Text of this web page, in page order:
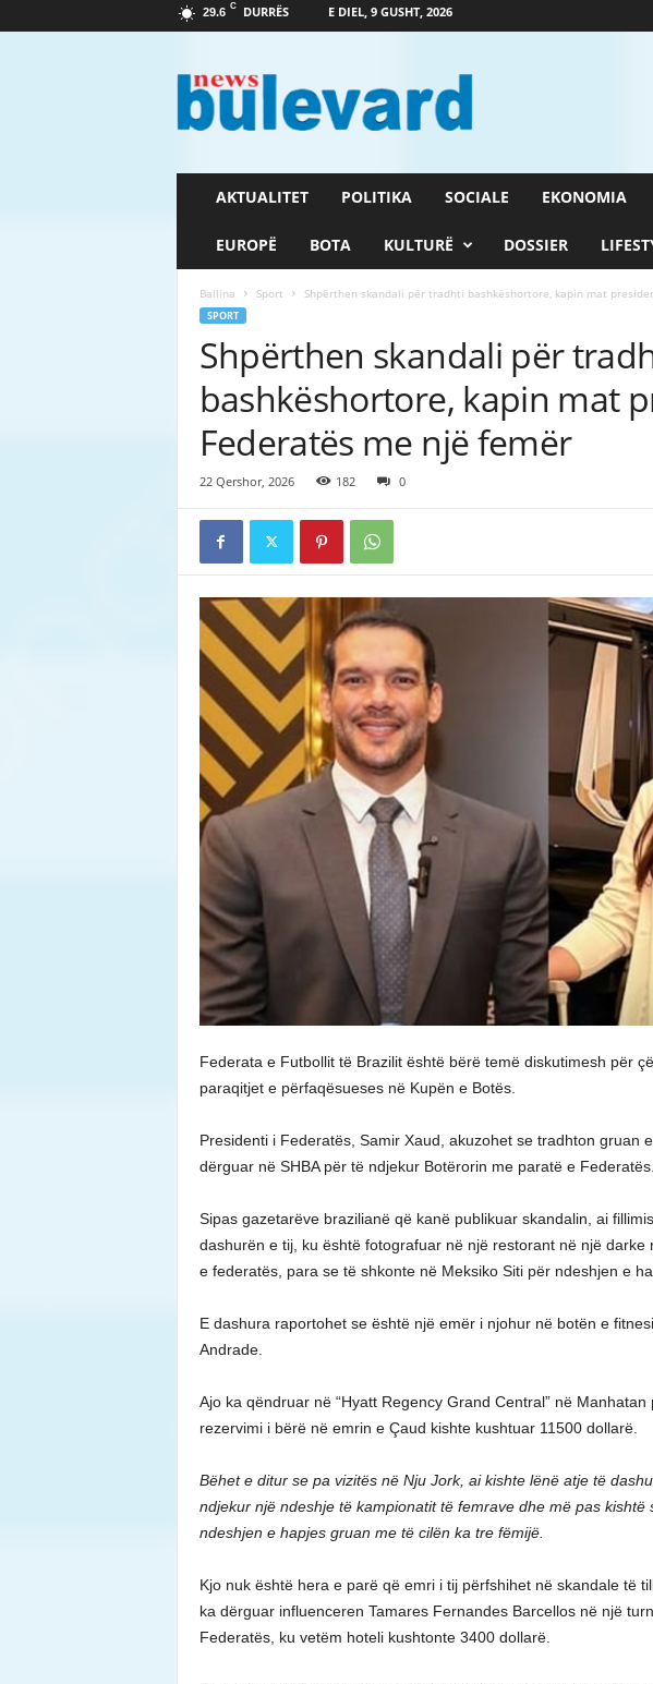
29.6 C DURRËS E DIEL, 9 GUSHT, 2026
a
AKTUALITET POLITIKA SOCIALE EKONOMIA
EUROPË BOTA KULTURË DOSSIER
Ballina Sport Shpërthen skandali për tradhti bashkëshortore, kapin mat
SPORT
Shpërthen skandali për
bashkëshortore, kapin mat
Federatës me një femër
22 Qershor, 2026 182 0
Federata e Futbollit të Brazilit është bërë temë diskutimesh për
paraqitjet e përfaqësueses në Kupën e Botës.
Presidenti i Federatës, Samir Xaud, akuzohet se tradhton gruan
dërguar në SHBA për të ndjekur Botërorin me paratë e Federatës.
Sipas gazetarëve brazilianë që kanë publikuar skandalin, ai
dashurën e tij, ku është fotografuar në një restorant në një darke
e federatës, para se të shkonte në Meksiko Siti për ndeshjen e
E dashura raportohet se është një emër i njohur në botën e
Andrade.
Ajo ka qëndruar në “Hyatt Regency Grand Central” në
rezervimi i bërë në emrin e Çaud kishte kushtuar 11500 dollarë.
Bëhet e ditur se pa vizitës në Nju Jork, ai kishte lënë atje të
ndjekur një ndeshje të kampionatit të femrave dhe më pas
ndeshjen e hapjes gruan me të cilën ka tre fëmijë.
Kjo nuk është hera e parë që emri i tij përfshihet në skandale të
ka dërguar influenceren Tamares Fernandes Barcellos në një
Federatës, ku vetëm hoteli kushtonte 3400 dollarë.